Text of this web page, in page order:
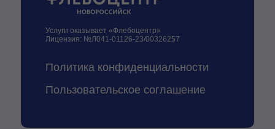
Услуги оказывает «Флебоцентр»
Лицензия: №Л041-01126-23/00326257
Пользовательское соглашение
Политика конфиденциальности